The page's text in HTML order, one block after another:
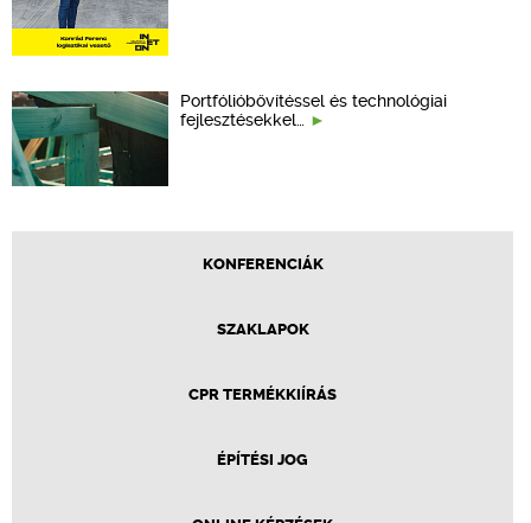
Portfólióbővítéssel és technológiai
fejlesztésekkel…
KONFERENCIÁK
SZAKLAPOK
CPR TERMÉKKIÍRÁS
ÉPÍTÉSI JOG